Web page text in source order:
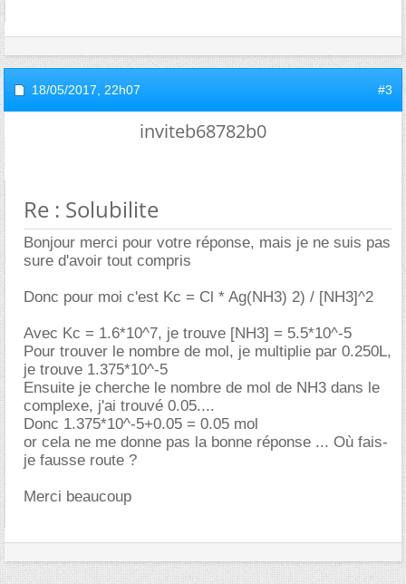
18/05/2017, 22h07 #3
inviteb68782b0
Re : Solubilite
Bonjour merci pour votre réponse, mais je ne suis pas
sure d'avoir tout compris
Donc pour moi c'est Kc = Cl * Ag(NH3) 2) / [NH3]^2
Avec Kc = 1.6*10^7, je trouve [NH3] = 5.5*10^-5
Pour trouver le nombre de mol, je multiplie par 0.250L,
je trouve 1.375*10^-5
Ensuite je cherche le nombre de mol de NH3 dans le
complexe, j'ai trouvé 0.05....
Donc 1.375*10^-5+0.05 = 0.05 mol
or cela ne me donne pas la bonne réponse ... Où fais-
je fausse route ?
Merci beaucoup